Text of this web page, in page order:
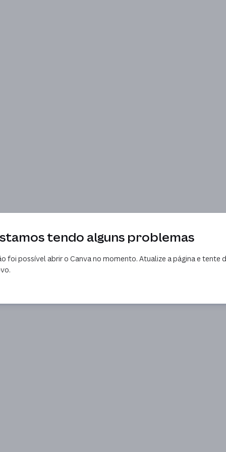
tendo alguns problemas
foi possível abrir o Canva no momento. Atualize a página e tente